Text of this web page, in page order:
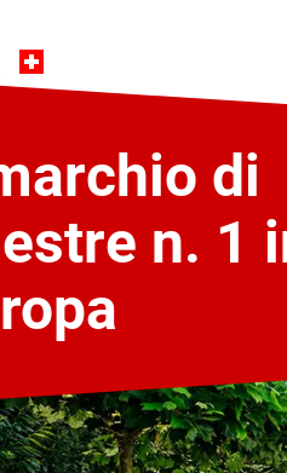
di
n. 1